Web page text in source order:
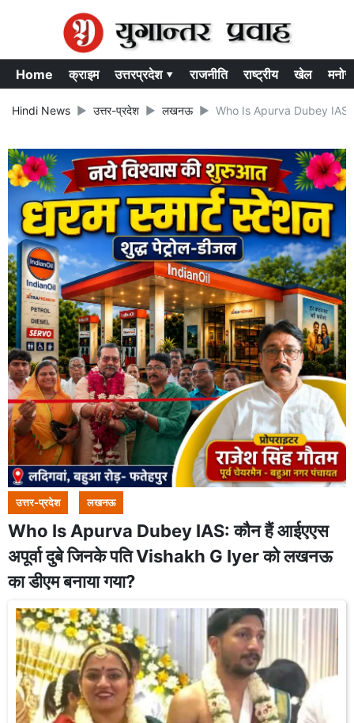
Home क्राइम उत्तरप्रदेश ▾ राजनीति राष्ट्रीय खेल
Hindi News उत्तर-प्रदेश लखनऊ Who Is Apurva Dubey IAS:
उत्तर-प्रदेश लखनऊ
Who Is Apurva Dubey IAS: कौन हैं आईएएस
अपूर्वा दुबे जिनके पति Vishakh G Iyer को लखनऊ
का डीएम बनाया गया?